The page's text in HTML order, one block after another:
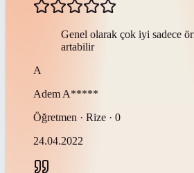
Genel olarak çok iyi sadece
artabilir
A
Adem A*****
Öğretmen · Rize · 0
24.04.2022